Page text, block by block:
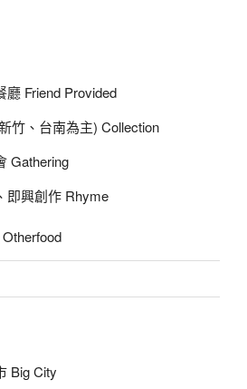
廳 Friend Provided
竹、台南為主) Collection
Gathering
即興創作 Rhyme
Big City